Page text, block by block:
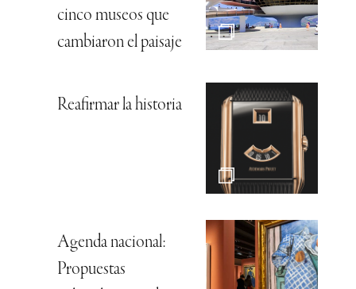
cinco museos que
cambiaron el paisaje
Reafirmar la historia
Agenda nacional:
Propuestas